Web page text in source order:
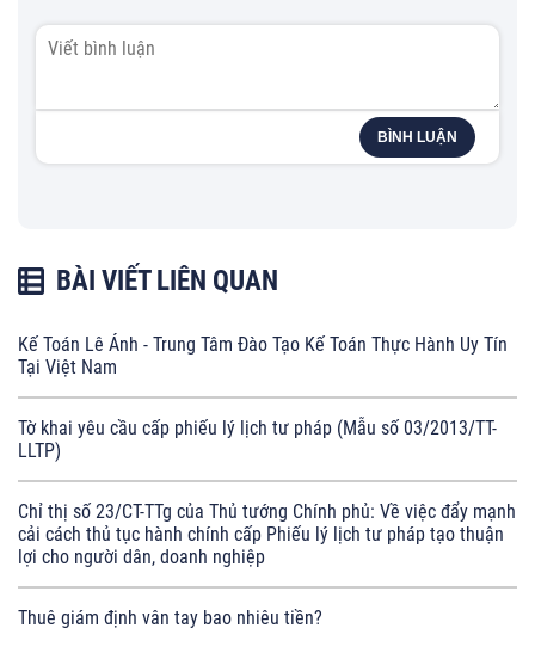
BÌNH LUẬN
BÀI VIẾT LIÊN QUAN
Kế Toán Lê Ánh - Trung Tâm Đào Tạo Kế Toán Thực Hành Uy Tín
Tại Việt Nam
Tờ khai yêu cầu cấp phiếu lý lịch tư pháp (Mẫu số 03/2013/TT-
LLTP)
Chỉ thị số 23/CT-TTg của Thủ tướng Chính phủ: Về việc đẩy mạnh
cải cách thủ tục hành chính cấp Phiếu lý lịch tư pháp tạo thuận
lợi cho người dân, doanh nghiệp
Thuê giám định vân tay bao nhiêu tiền?